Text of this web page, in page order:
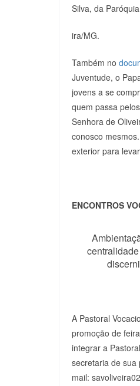
Silva, da
ira/MG.
Também no
Juventude, o
jovens a se
quem passa
Senhora de
conosco
exterior para
ENCONTROS
A Pastoral
promoção de
integrar a
secretaria de sua
mail: